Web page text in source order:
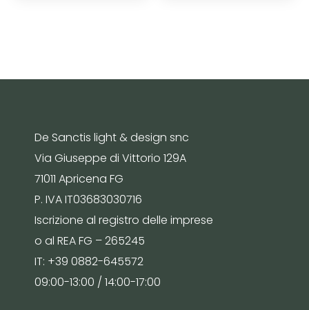
De Sanctis light & design snc
Via Giuseppe di Vittorio 129A
71011 Apricena FG
P. IVA IT03683030716
Iscrizione al registro delle imprese
o al REA FG – 265245
IT: +39 0882-645572
09:00-13:00 / 14:00-17:00